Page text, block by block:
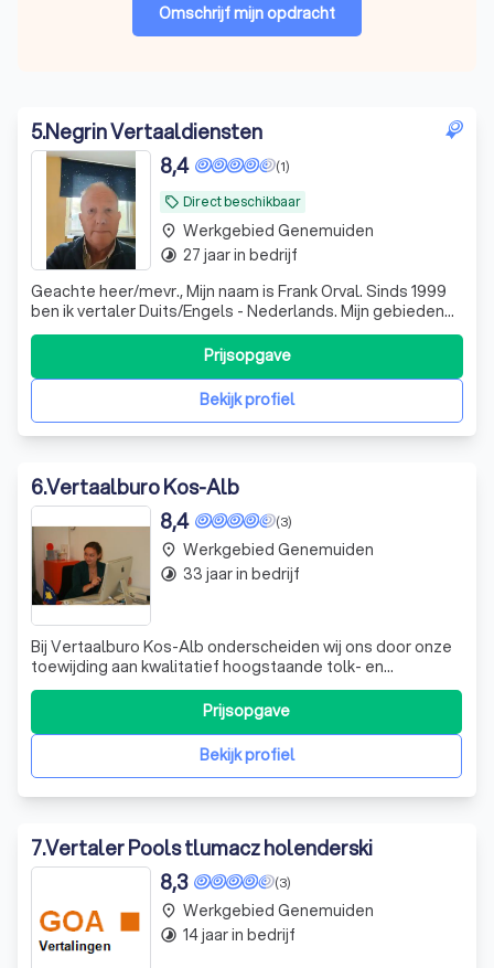
Omschrijf mijn opdracht
5.Negrin Vertaaldiensten
local_offer Direct beschikbaar
(1)
8,4
Geachte heer/mevr., Mijn naam is Frank Orval. Sinds 1999
ben ik vertaler Duits/Engels - Nederlands. Mijn gebieden
zijn Technisch, Algemeen, Marketing. Ook werk ik met de
Bekijk profiel
Prijsopgave
place Werkgebied Genemuiden
timelapse 27 jaar in bedrijf
6.Vertaalburo Kos-Alb
(3)
8,4
Bij Vertaalburo Kos-Alb onderscheiden wij ons door onze
toewijding aan kwalitatief hoogstaande tolk- en
vertaaldiensten in een breed scala aan Europese talen.
Sinds onze oprichting in 1992 hebben wij ons ontwikkeld
tot een betrouwbare partner voor zowel bedrijven als
particulieren die behoefte hebbe
Bekijk profiel
Prijsopgave
place Werkgebied Genemuiden
timelapse 33 jaar in bedrijf
7.Vertaler Pools tlumacz holenderski
(3)
8,3
place Werkgebied Genemuiden
timelapse 14 jaar in bedrijf